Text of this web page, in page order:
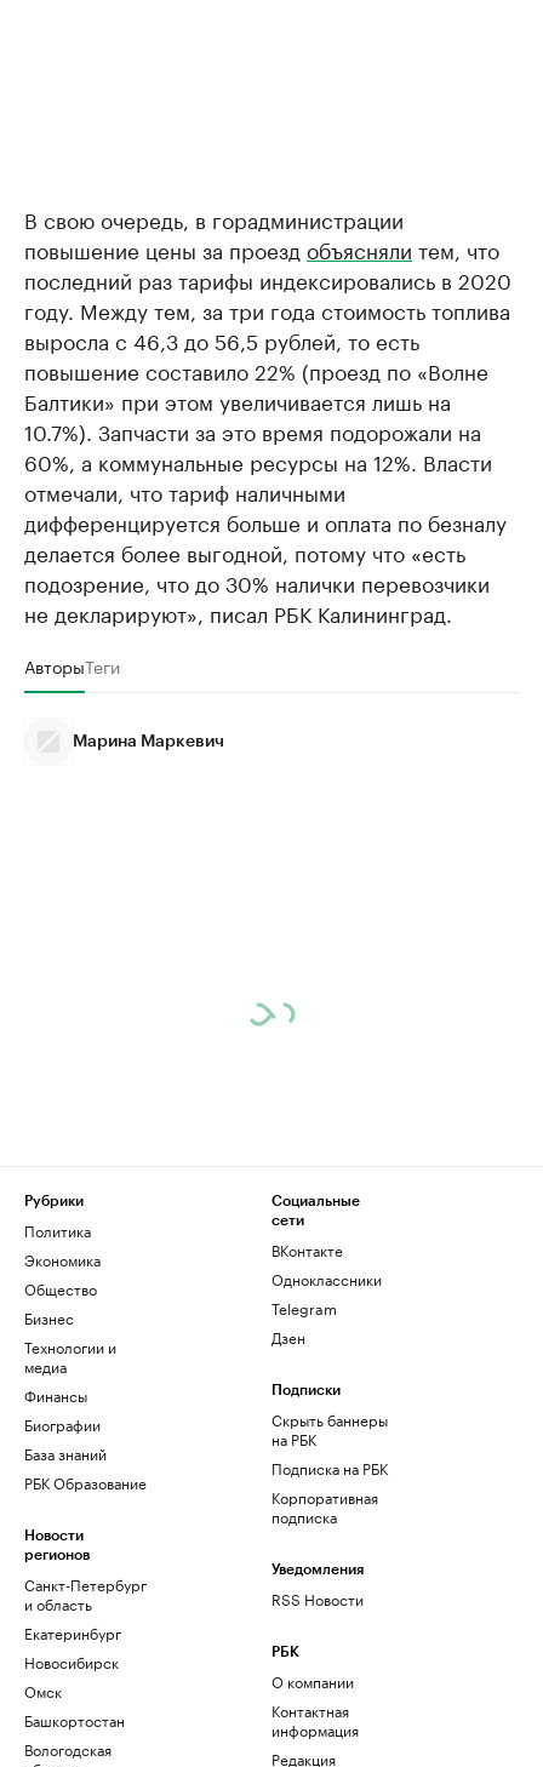
В свою очередь, в горадминистрации
повышение цены за проезд объясняли тем, что
последний раз тарифы индексировались в 2020
году. Между тем, за три года стоимость топлива
выросла с 46,3 до 56,5 рублей, то есть
повышение составило 22% (проезд по «Волне
Балтики» при этом увеличивается лишь на
10.7%). Запчасти за это время подорожали на
60%, а коммунальные ресурсы на 12%. Власти
отмечали, что тариф наличными
дифференцируется больше и оплата по безналу
делается более выгодной, потому что «есть
подозрение, что до 30% налички перевозчики
не декларируют», писал РБК Калининград.
АвторыТеги
Марина Маркевич
Рубрики
Политика
Экономика
Общество
Бизнес
Технологии и
медиа
Финансы
Биографии
База знаний
РБК Образование
Новости
регионов
Санкт-Петербург
и область
Екатеринбург
Новосибирск
Омск
Башкортостан
Вологодская
Социальные
сети
ВКонтакте
Одноклассники
Telegram
Дзен
Подписки
Скрыть баннеры
на РБК
Подписка на РБК
Корпоративная
подписка
Уведомления
RSS Новости
РБК
О компании
Контактная
информация
Редакция